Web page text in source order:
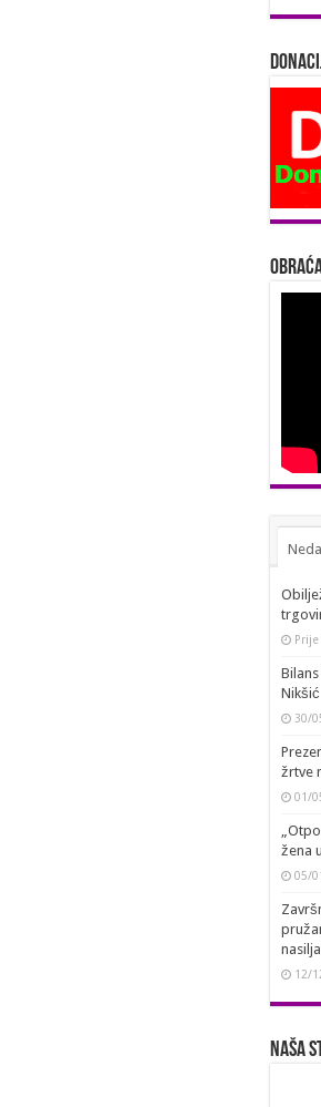
Prije
Nikšić
30/
žrtve
01/
žena
05/
12/
Naša